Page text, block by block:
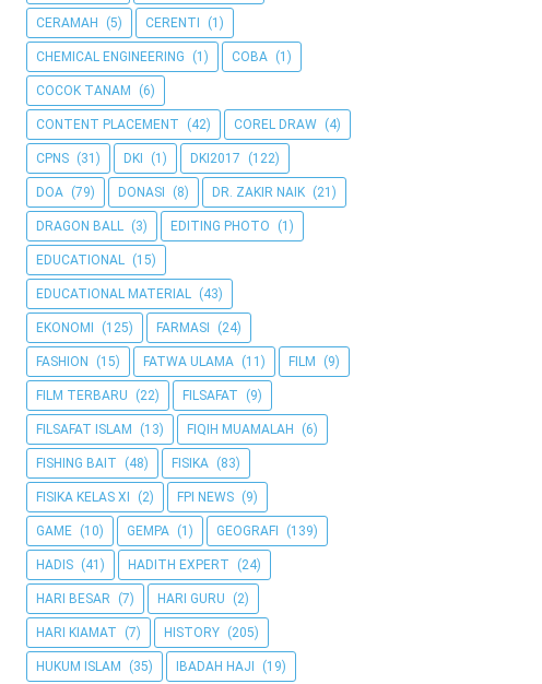
CERAMAH (5) CERENTI (1)
CHEMICAL ENGINEERING (1) COBA (1)
COCOK TANAM (6)
CONTENT PLACEMENT (42) COREL DRAW (4)
CPNS (31) DKI (1) DKI2017 (122)
DOA (79) DONASI (8) DR. ZAKIR NAIK (21)
DRAGON BALL (3) EDITING PHOTO (1)
EDUCATIONAL (15)
EDUCATIONAL MATERIAL (43)
EKONOMI (125) FARMASI (24)
FASHION (15) FATWA ULAMA (11) FILM (9)
FILM TERBARU (22) FILSAFAT (9)
FILSAFAT ISLAM (13) FIQIH MUAMALAH (6)
FISHING BAIT (48) FISIKA (83)
FISIKA KELAS XI (2) FPI NEWS (9)
GAME (10) GEMPA (1) GEOGRAFI (139)
HADIS (41) HADITH EXPERT (24)
HARI BESAR (7) HARI GURU (2)
HARI KIAMAT (7) HISTORY (205)
HUKUM ISLAM (35) IBADAH HAJI (19)